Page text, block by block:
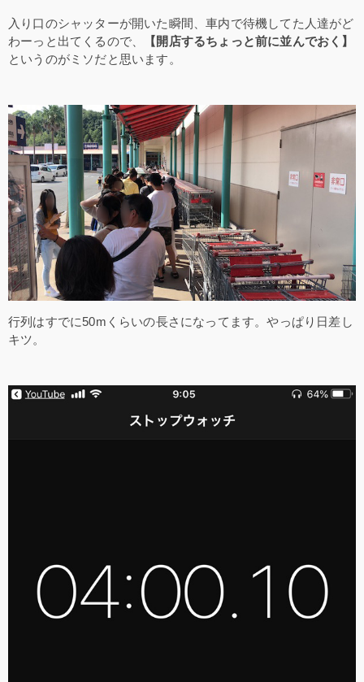
入り口のシャッターが開いた瞬間、車内で待機してた人達がど
わーっと出てくるので、
【開店するちょっと前に並んでおく】
というのがミソだと思います。
行列はすでに50mくらいの長さになってます。やっぱり日差し
キツ。